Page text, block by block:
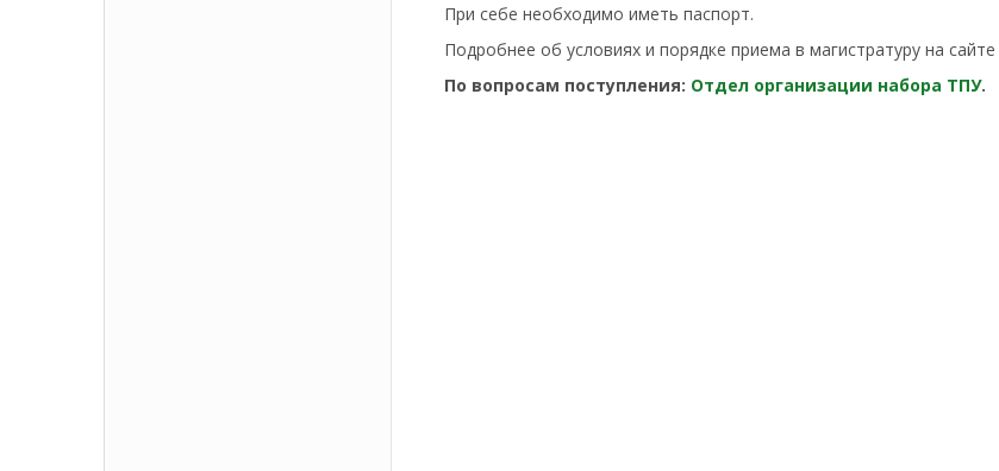
При себе необходимо иметь паспорт.
Подробнее об условиях и порядке приема в магистратуру на сайте
По вопросам поступления: Отдел организации набора ТПУ.